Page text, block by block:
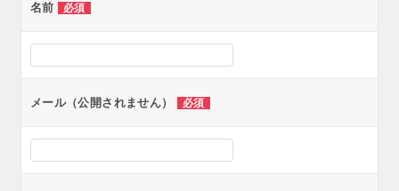
名前 必須
メール（公開されません） 必須